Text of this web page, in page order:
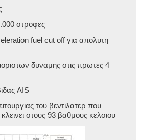
στροφες
fuel cut off για απολυτη
δυναμης στις πρωτες 4
AIS
του βεντιλατερ που
κλεινει στους 93 βαθμους κελσιου